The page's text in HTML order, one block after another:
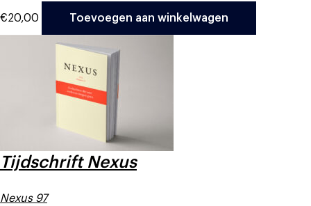
€20,00 Toevoegen aan winkelwagen
Tijdschrift Nexus
Nexus 97